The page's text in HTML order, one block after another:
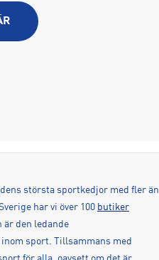
största sportkedjor med fler än
har vi över 100 butiker
är den ledande
sport. Tillsammans med